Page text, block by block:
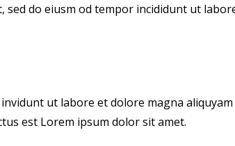
do eiusm od tempor incididunt ut
ut labore et dolore magna
est Lorem ipsum dolor sit amet.